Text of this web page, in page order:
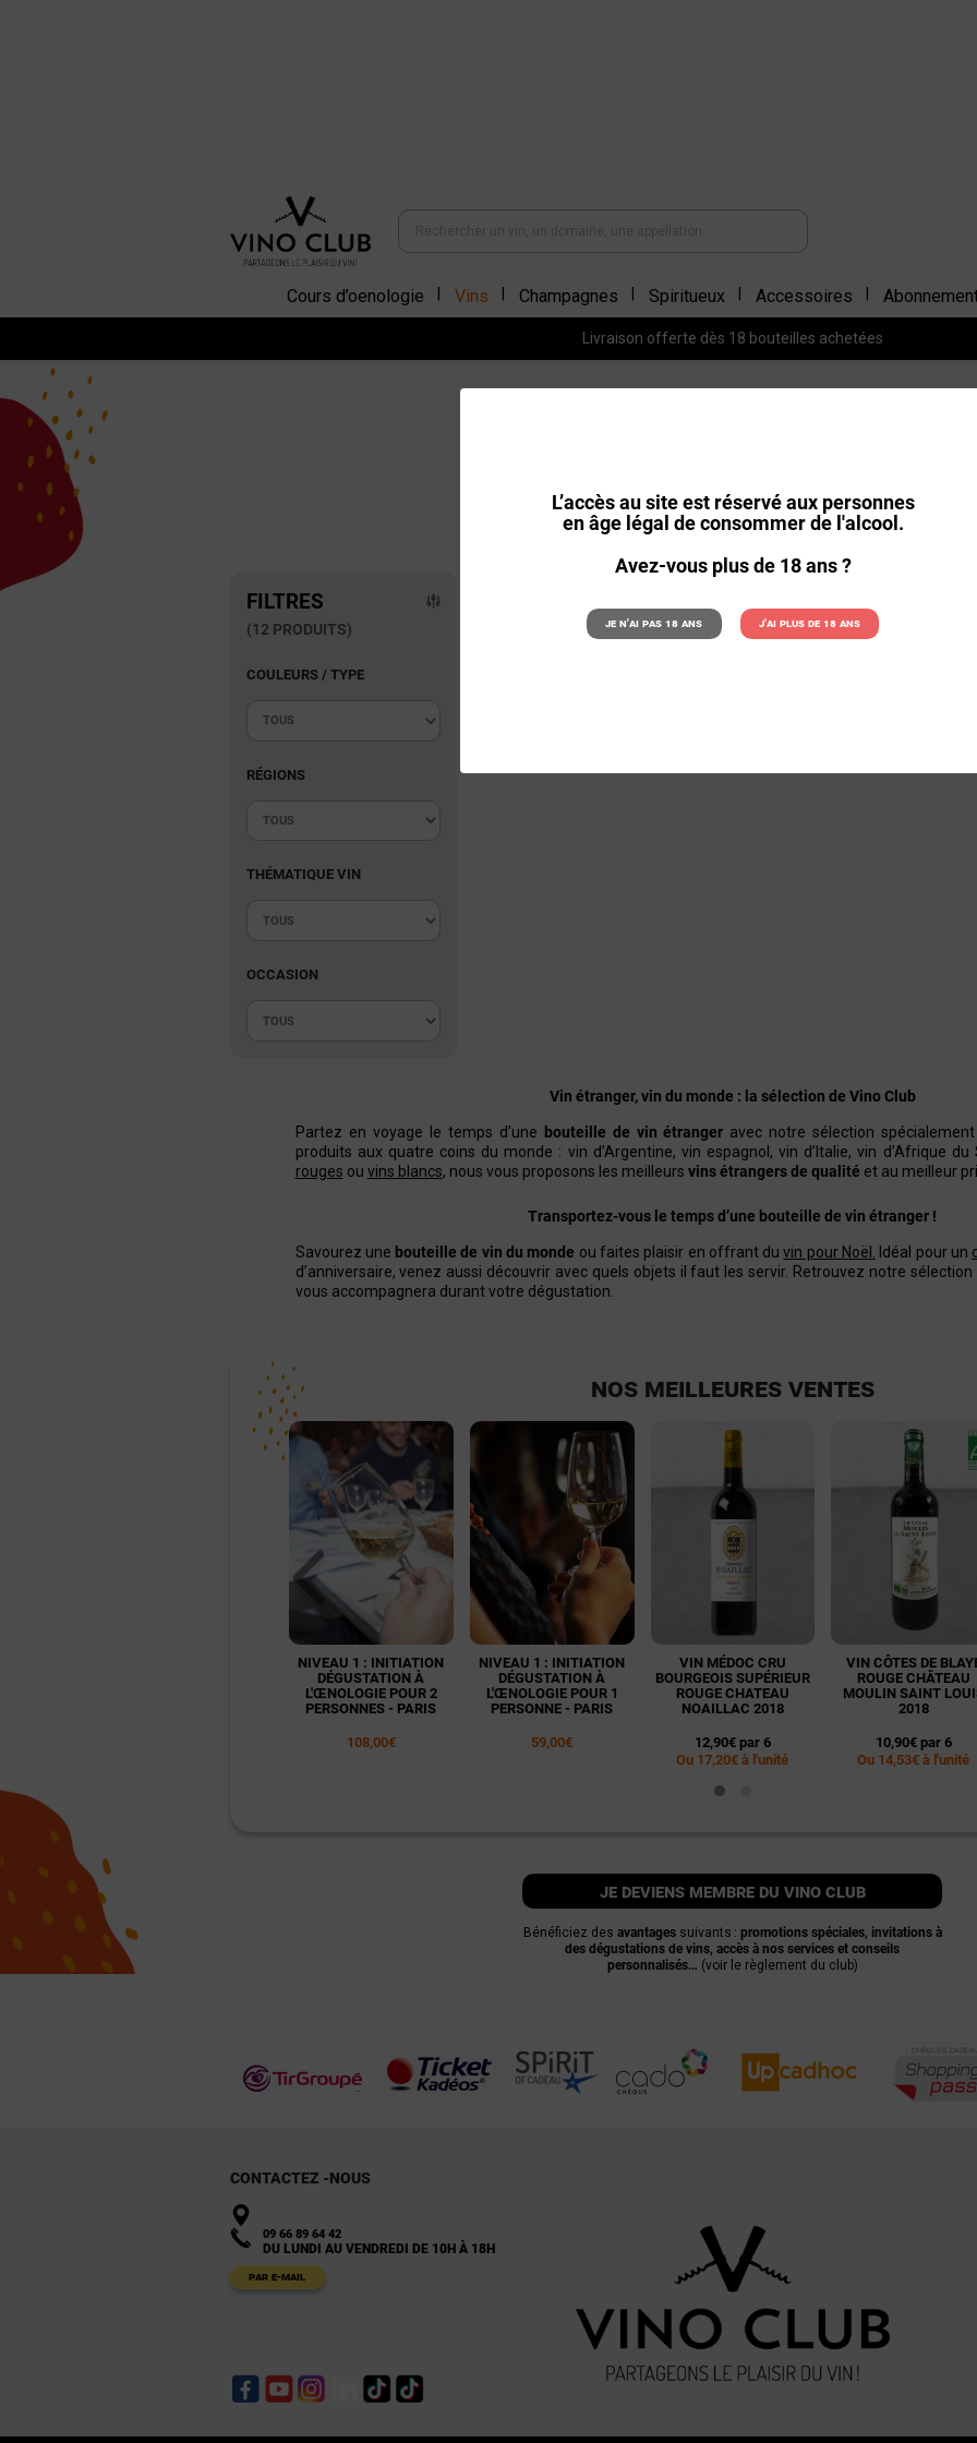
L’accès au site est réservé aux personnes
en âge légal de consommer de l'alcool.
Avez-vous plus de 18 ans ?
Je n'ai pas 18 ans J'ai plus de 18 ans
Cours d’oenologie Vins Champagnes Spiritueux Accessoires
Livraison offerte dès 18 bouteilles achetées
FILTRES
(12 PRODUITS)
COULEURS / TYPE
RÉGIONS
THÉMATIQUE VIN
OCCASION
Aucun produit disponible pour le moment
Restez à l'écoute ! D'autres produits seront affichés ici au
search
Vin étranger, vin du monde : la sélection de Vino Club
Partez en voyage le temps d’une bouteille de vin étranger avec notre sélection
produits aux quatre coins du monde : vin d’Argentine, vin espagnol, vin d’Italie, vin d’Afrique
rouges ou vins blancs, nous vous proposons les meilleurs vins étrangers de qualité et au meilleur
Transportez-vous le temps d’une bouteille de vin étranger !
Savourez une bouteille de vin du monde ou faites plaisir en offrant duvin pour Noël Idéal pour un
d’anniversaire, venez aussi découvrir avec quels objets il faut les servir. Retrouvez notre sélection
vous accompagnera durant votre dégustation.
NOS MEILLEURES VENTES
NIVEAU 1 : INITIATION
DÉGUSTATION À
L'ŒNOLOGIE POUR 2
PERSONNES - PARIS
108,00€
NIVEAU 1 : INITIATION
DÉGUSTATION À
L'ŒNOLOGIE POUR 1
PERSONNE - PARIS
59,00€
VIN MÉDOC CRU
BOURGEOIS SUPÉRIEUR
ROUGE CHATEAU
NOAILLAC 2018
12,90€ par 6
Ou 17,20€ à l'unité
VIN CÔTES DE
ROUGE CHÂTEAU
MOULIN SAINT
2018
10,90€ par 6
Ou 14,53€ à l'unité
je deviens membre du vino club
Bénéficiez des avantagessuivants : promotions spéciales, invitations à
des dégustations de vins, accès à nos services et conseils
personnalisés… (voir le règlement du club)
CONTACTEZ -NOUS
09 66 89 64 42
DU LUNDI AU VENDREDI DE 10H À 18H
PAR E-MAIL
FacebookYouTubeInstagramLinkedInTikTok